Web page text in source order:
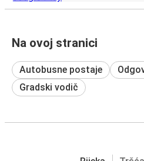
Na ovoj stranici
Autobusne postaje
Gradski vodič